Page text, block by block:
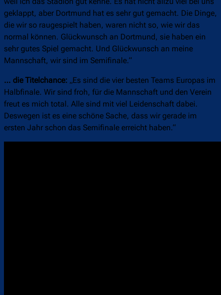
geklappt, aber Dortmund hat es sehr gut gemacht. Die Dinge,
die wir so raugespielt haben, waren nicht so, wie wir das
normal können. Glückwunsch an Dortmund, sie haben ein
sehr gutes Spiel gemacht. Und Glückwunsch an meine
Mannschaft, wir sind im Semifinale.“
… die Titelchance: „Es sind die vier besten Teams Europas im
Halbfinale. Wir sind froh, für die Mannschaft und den Verein
freut es mich total. Alle sind mit viel Leidenschaft dabei.
Deswegen ist es eine schöne Sache, dass wir gerade im
ersten Jahr schon das Semifinale erreicht haben.“